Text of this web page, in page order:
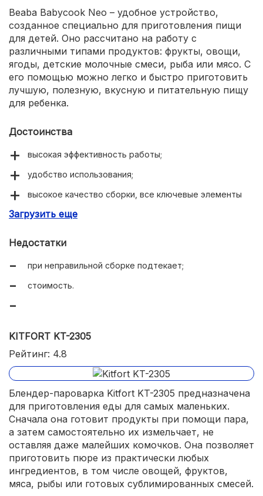
Beaba Babycook Neo – удобное устройство,
созданное специально для приготовления пищи
для детей. Оно рассчитано на работу с
различными типами продуктов: фрукты, овощи,
ягоды, детские молочные смеси, рыба или мясо. С
его помощью можно легко и быстро приготовить
лучшую, полезную, вкусную и питательную пищу
для ребенка.
Достоинства
высокая эффективность работы;
удобство использования;
высокое качество сборки, все ключевые элементы
Загрузить еще
Недостатки
при неправильной сборке подтекает;
стоимость.
KITFORT KT-2305
Рейтинг: 4.8
Блендер-пароварка Kitfort KT-2305 предназначена
для приготовления еды для самых маленьких.
Сначала она готовит продукты при помощи пара,
а затем самостоятельно их измельчает, не
оставляя даже малейших комочков. Она позволяет
приготовить пюре из практически любых
ингредиентов, в том числе овощей, фруктов,
мяса, рыбы или готовых сублимированных смесей.